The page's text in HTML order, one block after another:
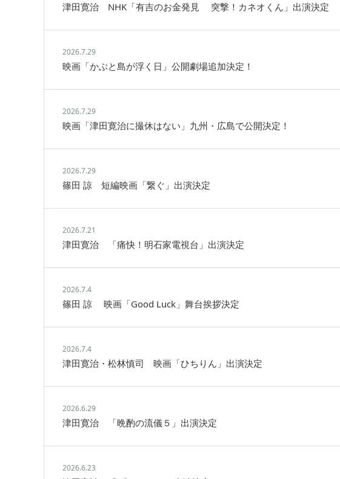
津田寛治 NHK「有吉のお金発見 突撃！カネオくん」出演決定
2026.7.29
映画「かぶと島が浮く日」公開劇場追加決定！
2026.7.29
映画「津田寛治に撮休はない」九州・広島で公開決定！
2026.7.29
篠田 諒 短編映画「繋ぐ」出演決定
2026.7.21
津田寛治 「痛快！明石家電視台」出演決定
2026.7.4
篠田 諒 映画「Good Luck」舞台挨拶決定
2026.7.4
津田寛治・松林慎司 映画「ひちりん」出演決定
2026.6.29
津田寛治 「晩酌の流儀５」出演決定
2026.6.23